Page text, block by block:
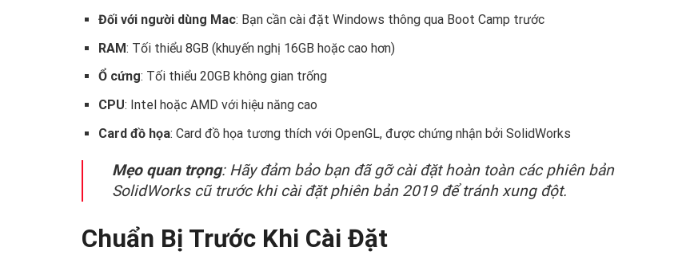
Đối với người dùng Mac: Bạn cần cài đặt Windows thông qua Boot Camp trước
RAM: Tối thiểu 8GB (khuyến nghị 16GB hoặc cao hơn)
Ổ cứng: Tối thiểu 20GB không gian trống
CPU: Intel hoặc AMD với hiệu năng cao
Card đồ họa: Card đồ họa tương thích với OpenGL, được chứng nhận bởi SolidWorks
Mẹo quan trọng: Hãy đảm bảo bạn đã gỡ cài đặt hoàn toàn các phiên bản
SolidWorks cũ trước khi cài đặt phiên bản 2019 để tránh xung đột.
Chuẩn Bị Trước Khi Cài Đặt